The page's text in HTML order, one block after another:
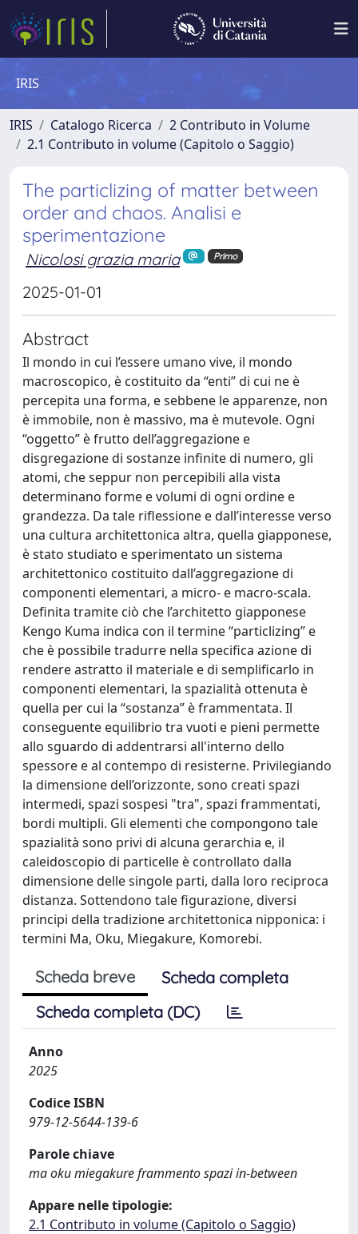
IRIS
IRIS Catalogo Ricerca
2 Contributo in Volume
2.1 Contributo in volume (Capitolo o Saggio)
The particlizing of matter between
order and chaos. Analisi e
sperimentazione
Nicolosi grazia maria Primo
2025-01-01
Abstract
Il mondo in cui l’essere umano vive, il mondo
macroscopico, è costituito da “enti” di cui ne è
percepita una forma, e sebbene le apparenze, non
è immobile, non è massivo, ma è mutevole. Ogni
“oggetto” è frutto dell’aggregazione e
disgregazione di sostanze infinite di numero, gli
atomi, che seppur non percepibili alla vista
determinano forme e volumi di ogni ordine e
grandezza. Da tale riflessione e dall’interesse verso
una cultura architettonica altra, quella giapponese,
è stato studiato e sperimentato un sistema
architettonico costituito dall’aggregazione di
componenti elementari, a micro- e macro-scala.
Definita tramite ciò che l’architetto giapponese
Kengo Kuma indica con il termine “particlizing” e
che è possibile tradurre nella specifica azione di
rendere astratto il materiale e di semplificarlo in
componenti elementari, la spazialità ottenuta è
quella per cui la “sostanza” è frammentata. Il
conseguente equilibrio tra vuoti e pieni permette
allo sguardo di addentrarsi all'interno dello
spessore e al contempo di resisterne. Privilegiando
la dimensione dell’orizzonte, sono creati spazi
intermedi, spazi sospesi "tra", spazi frammentati,
bordi multipli. Gli elementi che compongono tale
spazialità sono privi di alcuna gerarchia e, il
caleidoscopio di particelle è controllato dalla
dimensione delle singole parti, dalla loro reciproca
distanza. Sottendono tale figurazione, diversi
principi della tradizione architettonica nipponica: i
termini Ma, Oku, Miegakure, Komorebi.
Scheda breve
Scheda completa
Scheda completa (DC)
Anno
2025
Codice ISBN
979-12-5644-139-6
Parole chiave
ma oku miegakure frammento spazi in-between
Appare nelle tipologie:
2.1 Contributo in volume (Capitolo o Saggio)